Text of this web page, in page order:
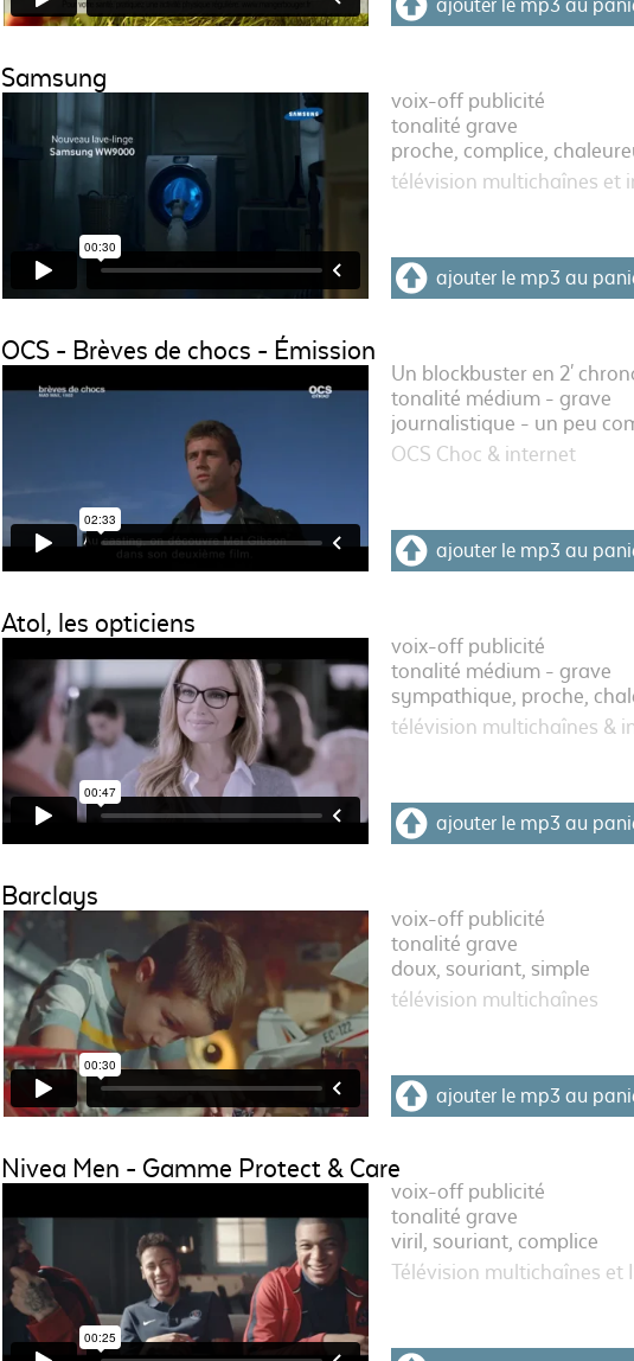
ajouter le mp3 au
Samsung
voix-off publicité
tonalité grave
proche, complice,
télévision multichaînes et
ajouter le mp3 au
OCS - Brèves de chocs - Émission
Un blockbuster en 2'
tonalité médium - grave
journalistique - un peu
OCS Choc & internet
ajouter le mp3 au
Atol, les opticiens
voix-off publicité
tonalité médium - grave
sympathique, proche,
télévision multichaînes &
ajouter le mp3 au
Barclays
voix-off publicité
tonalité grave
doux, souriant, simple
télévision multichaînes
ajouter le mp3 au
Nivea Men - Gamme Protect & Care
voix-off publicité
tonalité grave
viril, souriant, complice
Télévision multichaînes et